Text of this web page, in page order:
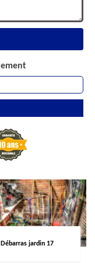
Débarras jardin 17